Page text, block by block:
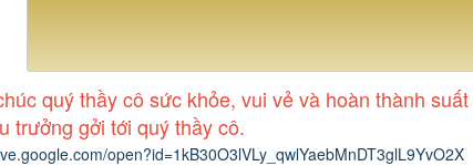
quý thầy cô sức khỏe, vui vẻ và hoàn thành
trưởng gởi tới quý thầy cô.
open?id=1kB30O3lVLy_qwlYaebMnDT3glL9YvO2X